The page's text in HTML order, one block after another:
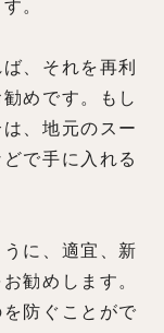
。
、それを再利
めです。もし
、地元のスー
で手に入れる
に、適宜、新
勧めします。
防ぐことがで